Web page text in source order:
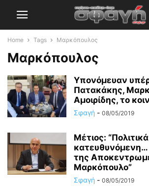
Home Tags Μαρκόπουλος
Μαρκόπουλος
Υπονόμευαν
Πατακάκης,
Αμοιρίδης, το
Σφαγή - 08/05/2019
Μέτιος: “Πολιτικά
της
Μαρκόπουλο”
Σφαγή - 08/05/2019